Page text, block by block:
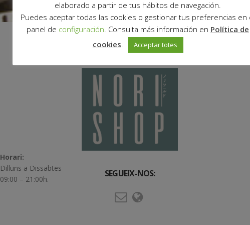
Horari:
Dilluns a Dissabtes
09:00 – 21:00h.
SEGUEIX-NOS:
elaborado a partir de tus hábitos de navegación.
Puedes aceptar todas las cookies o gestionar tus preferencias en
panel de configuración . Consulta más información en Política de
cookies
Acceptar totes